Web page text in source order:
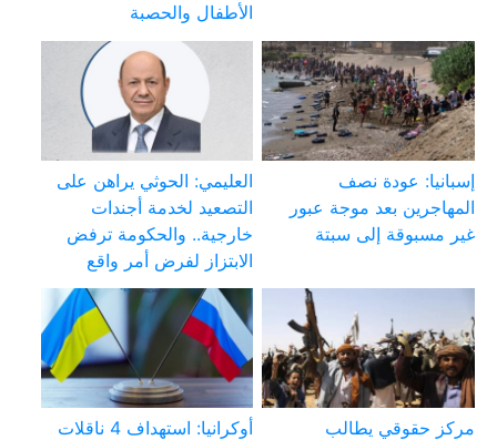
الأطفال والحصبة
إسبانيا: عودة نصف
المهاجرين بعد موجة عبور
غير مسبوقة إلى سبتة
العليمي: الحوثي يراهن على
التصعيد لخدمة أجندات
خارجية.. والحكومة ترفض
الابتزاز لفرض أمر واقع
مركز حقوقي يطالب
أوكرانيا: استهداف 4 ناقلات